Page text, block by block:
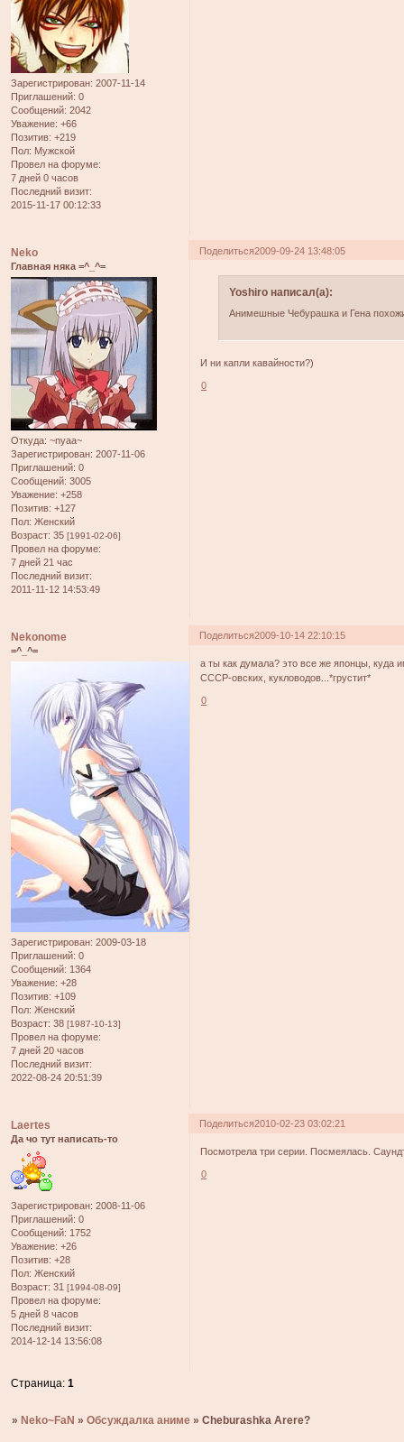
Зарегистрирован: 2007-11-14
Приглашений: 0
Сообщений: 2042
Уважение: +66
Позитив: +219
Пол: Мужской
Провел на форуме:
7 дней 0 часов
Последний визит:
2015-11-17 00:12:33
Поделиться2009-09-24 13:48:05
Neko
Главная няка =^_^=
Откуда: ~nyaa~
Зарегистрирован: 2007-11-06
Приглашений: 0
Сообщений: 3005
Уважение: +258
Позитив: +127
Пол: Женский
Возраст: 35 [1991-02-06]
Провел на форуме:
7 дней 21 час
Последний визит:
2011-11-12 14:53:49
Yoshiro написал(а):
Анимешные Чебурашка и Гена
И ни капли кавайности?)
0
Поделиться2009-10-14 22:10:15
Nekonome
=^_^=
Зарегистрирован: 2009-03-18
Приглашений: 0
Сообщений: 1364
Уважение: +28
Позитив: +109
Пол: Женский
Возраст: 38 [1987-10-13]
Провел на форуме:
7 дней 20 часов
Последний визит:
2022-08-24 20:51:39
а ты как думала? это все же японцы, куда
СССР-овских, кукловодов...*грустит*
0
Поделиться2010-02-23 03:02:21
Laertes
Да чо тут написать-то
Зарегистрирован: 2008-11-06
Приглашений: 0
Сообщений: 1752
Уважение: +26
Позитив: +28
Пол: Женский
Возраст: 31 [1994-08-09]
Провел на форуме:
5 дней 8 часов
Последний визит:
2014-12-14 13:56:08
Посмотрела три серии. Посмеялась.
0
Страница:1
» Neko~FaN »Обсуждалка аниме »Cheburashka Arere?